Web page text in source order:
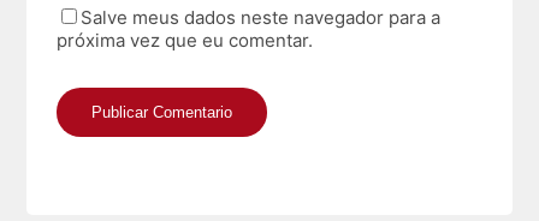
Salve meus dados neste navegador para a
próxima vez que eu comentar.